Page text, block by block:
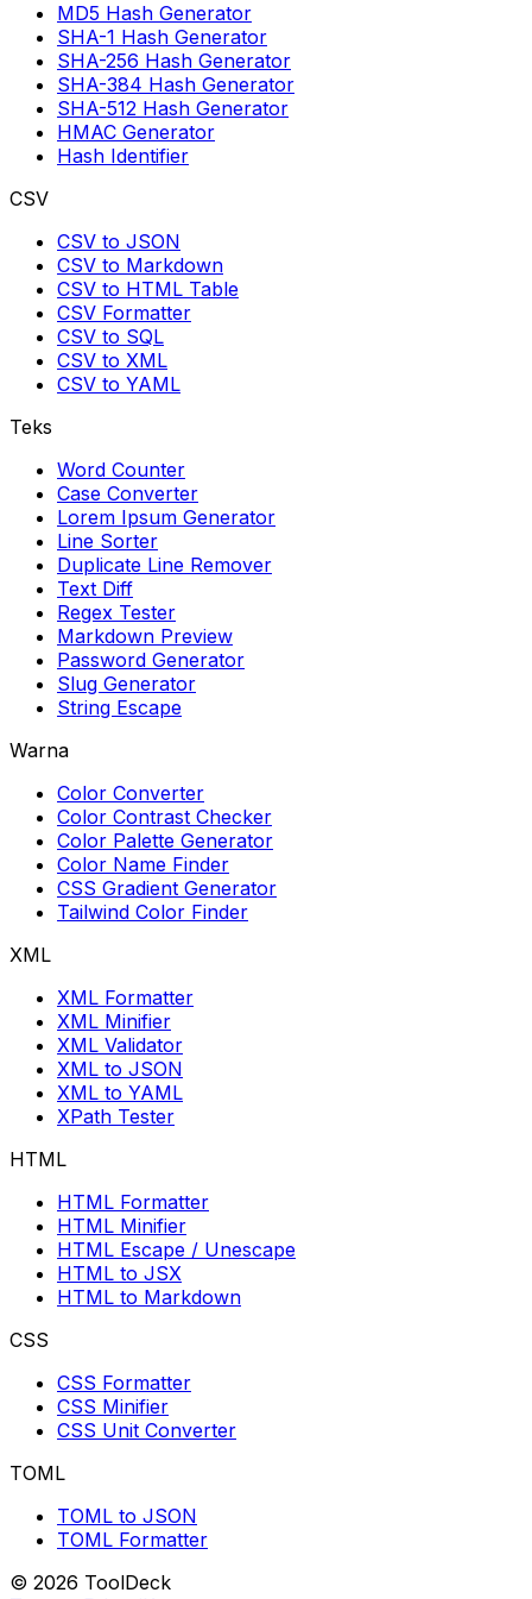
MD5 Hash Generator
SHA-1 Hash Generator
SHA-256 Hash Generator
SHA-384 Hash Generator
SHA-512 Hash Generator
HMAC Generator
Hash Identifier
CSV
CSV to JSON
CSV to Markdown
CSV to HTML Table
CSV Formatter
CSV to SQL
CSV to XML
CSV to YAML
Teks
Word Counter
Case Converter
Lorem Ipsum Generator
Line Sorter
Duplicate Line Remover
Text Diff
Regex Tester
Markdown Preview
Password Generator
Slug Generator
String Escape
Warna
Color Converter
Color Contrast Checker
Color Palette Generator
Color Name Finder
CSS Gradient Generator
Tailwind Color Finder
XML
XML Formatter
XML Minifier
XML Validator
XML to JSON
XML to YAML
XPath Tester
HTML
HTML Formatter
HTML Minifier
HTML Escape / Unescape
HTML to JSX
HTML to Markdown
CSS
CSS Formatter
CSS Minifier
CSS Unit Converter
TOML
TOML to JSON
TOML Formatter
© 2026 ToolDeck